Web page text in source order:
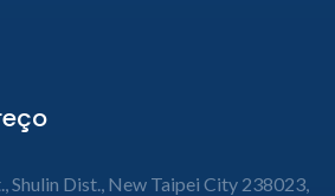
Shulin Dist., New Taipei City 238023,